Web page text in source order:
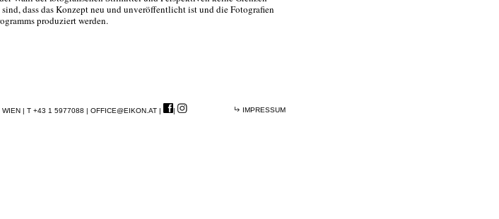
sind, dass das Konzept neu und unveröffentlicht ist und die Fotografien
produziert werden.
WIEN | T +43 1 5977088 | OFFICE@EIKON.AT | | IMPRESSUM